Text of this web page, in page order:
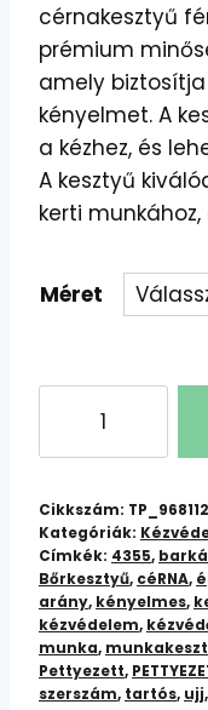
cérnakesztyű
prémium
amely
kényelmet. A
a kézhez, és
A kesztyű
kerti
Méret
Pettyezett
Cérnakesztyű
-
4355
mennyiség
Cikkszám: TP_968112
Kategóriák:
Címkék: 4355,
Bőrkesztyű, céRNA,
arány, kényelmes,
kézvédelem,
munka,
Pettyezett,
szerszám, tartós, ujj,